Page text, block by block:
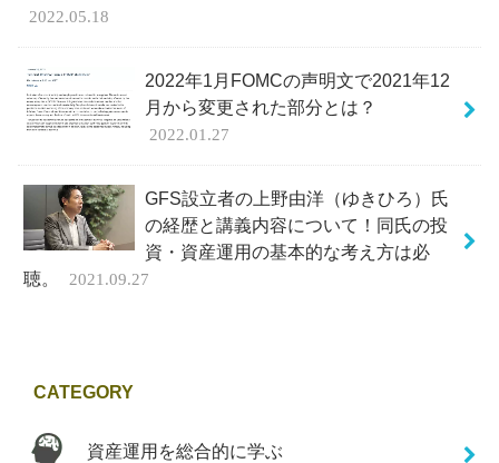
2022.05.18
2022年1月FOMCの声明文で2021年12
月から変更された部分とは？
2022.01.27
GFS設立者の上野由洋（ゆきひろ）氏
の経歴と講義内容について！同氏の投
資・資産運用の基本的な考え方は必
聴。
2021.09.27
CATEGORY
資産運用を総合的に学ぶ